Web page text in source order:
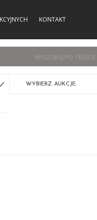
KONTAKT
WYBIERZ AUKCJE: